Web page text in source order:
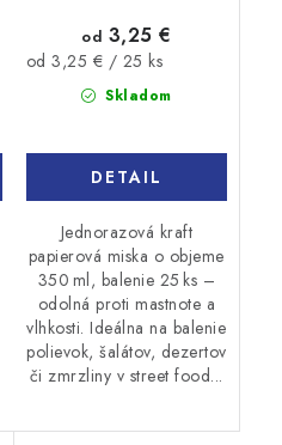
Skladom
od 3,25 €
Jednotková
od 3,25 € / 25 ks
DETAIL
Jednorazová kraft
papierová miska o objeme
350 ml, balenie 25 ks –
odolná proti mastnote a
vlhkosti. Ideálna na balenie
polievok, šalátov, dezertov
či zmrzliny v street food...